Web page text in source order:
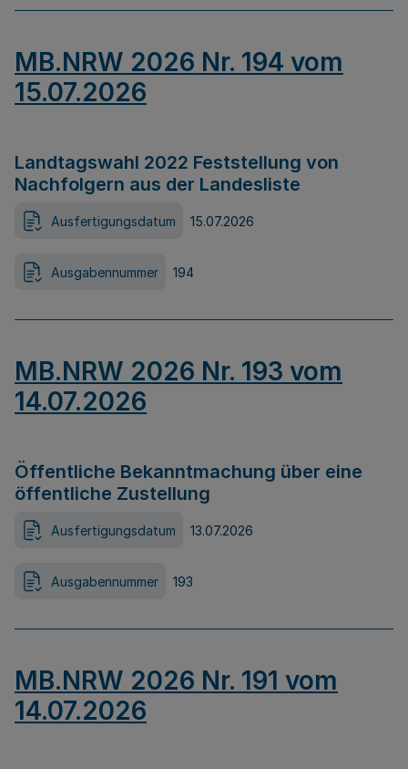
MB.NRW 2026 Nr. 194 vom
15.07.2026
Landtagswahl 2022 Feststellung von
Nachfolgern aus der Landesliste
Ausfertigungsdatum 15.07.2026
Ausgabennummer 194
MB.NRW 2026 Nr. 193 vom
14.07.2026
Öffentliche Bekanntmachung über eine
öffentliche Zustellung
Ausfertigungsdatum 13.07.2026
Ausgabennummer 193
MB.NRW 2026 Nr. 191 vom
14.07.2026